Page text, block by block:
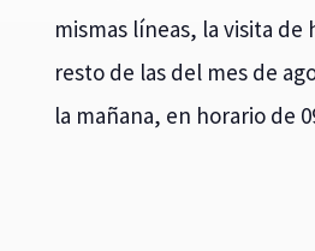
mismas líneas, la visita de
resto de las del mes de
la mañana, en horario de